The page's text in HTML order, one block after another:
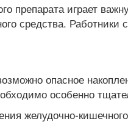
препарата играет
средства.
опасное
особенно
желудочно-